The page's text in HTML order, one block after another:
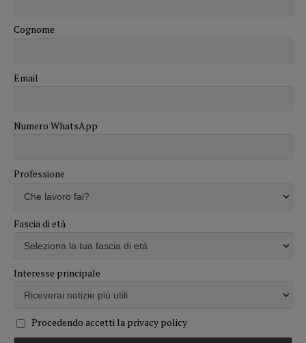
Cognome
Email
Numero WhatsApp
Professione
Fascia di età
Interesse principale
Procedendo accetti la privacy policy